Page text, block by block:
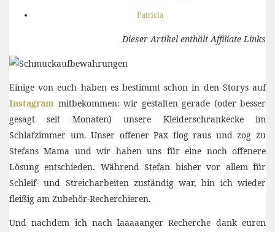
Patricia
Dieser Artikel enthält Affiliate Links
Einige von euch haben es bestimmt schon in den Storys auf
Instagram mitbekommen: wir gestalten gerade (oder besser
gesagt seit Monaten) unsere Kleiderschrankecke im
Schlafzimmer um. Unser offener Pax flog raus und zog zu
Stefans Mama und wir haben uns für eine noch offenere
Lösung entschieden. Während Stefan bisher vor allem für
Schleif- und Streicharbeiten zuständig war, bin ich wieder
fleißig am Zubehör-Recherchieren.
Und nachdem ich nach laaaaanger Recherche dank euren